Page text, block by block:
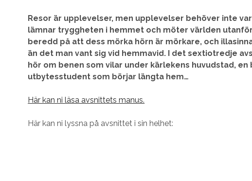
Resor är upplevelser, men upplevelser behöver inte
lämnar tryggheten i hemmet och möter världen
beredd på att dess mörka hörn är mörkare, och
än det man vant sig vid hemmavid. I det sextiotredje
hör om benen som vilar under kärlekens huvudstad,
utbytesstudent som börjar längta hem…
Här kan ni läsa avsnittets manus.
Här kan ni lyssna på avsnittet i sin helhet: